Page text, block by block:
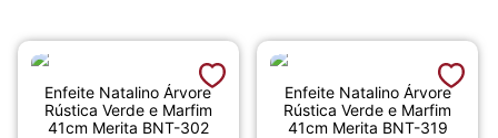
Enfeite Natalino Árvore
Rústica Verde e Marfim
41cm Merita BNT-302
Enfeite Natalino Árvore
Rústica Verde e Marfim
41cm Merita BNT-319